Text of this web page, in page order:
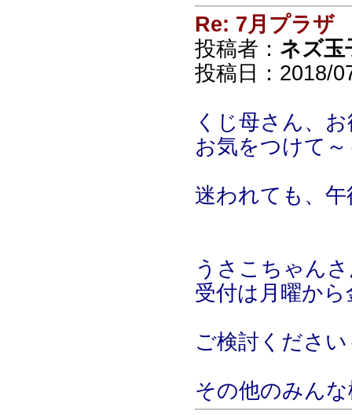
Re: 7月プラザ
投稿者： ネズ玉
投稿日：2018/
くじ母さん、
お気をつけて～
迷われても、
うさこちゃん
受付は月曜か
ご検討くださ
その他のみん